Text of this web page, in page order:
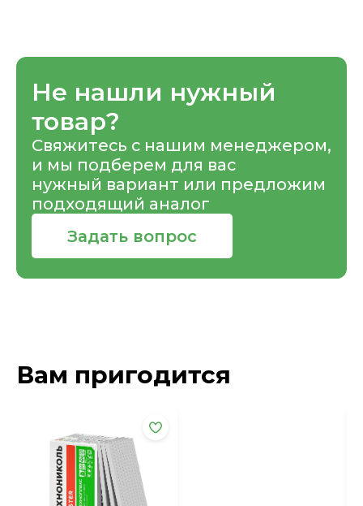
Не нашли нужный
товар?
Свяжитесь с нашим менеджером,
и мы подберем для вас
нужный вариант или предложим
подходящий аналог
Задать вопрос
Вам пригодится